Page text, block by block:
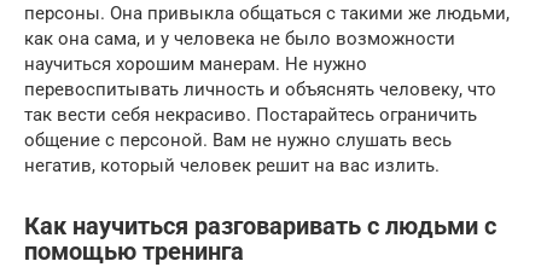
персоны. Она привыкла общаться с такими же людьми,
как она сама, и у человека не было возможности
научиться хорошим манерам. Не нужно
перевоспитывать личность и объяснять человеку, что
так вести себя некрасиво. Постарайтесь ограничить
общение с персоной. Вам не нужно слушать весь
негатив, который человек решит на вас излить.
Как научиться разговаривать с людьми с
помощью тренинга